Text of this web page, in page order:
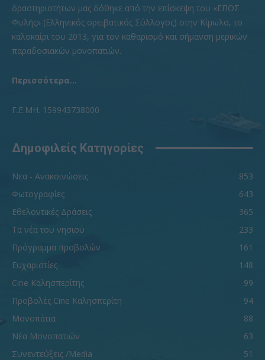
δραστηριοτήτων μας δόθηκε από την επίσκεψη του «ΕΠΟΣ
Φυλής» (Ελληνικός ορειβατικός Σύλλογος) στην Κίμωλο, το
καλοκαίρι του 2013, για τον καθαρισμό και σήμανση μερικών
παραδοσιακών μονοπατιών.
Περισσότερα...
Γ.Ε.ΜΗ. 159943738000
Δημοφιλείς Κατηγορίες
Νεα - Ανακοινώσεις
853
Φωτογραφίες
643
Εθελοντικές Δράσεις
365
Τα νέα του νησιού
233
Πρόγραμμα προβολών
161
Ευχαριστίες
148
Cine Καλησπερίτης
99
Προβολές Cine Καλησπερίτη
94
Μονοπάτια
88
Νέα Μονοπατιών
63
Συνεντεύξεις /Media
51